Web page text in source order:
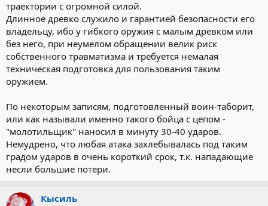
траектории с огромной силой.
Длинное древко служило и гарантией безопасности его
владельцу, ибо у гибкого оружия с малым древком или
без него, при неумелом обращении велик риск
собственного травматизма и требуется немалая
техническая подготовка для пользования таким
оружием.
По некоторым записям, подготовленный воин-таборит,
или как называли именно такого бойца с цепом -
"молотильщик" наносил в минуту 30-40 ударов.
Немудрено, что любая атака захлебывалась под таким
градом ударов в очень короткий срок, т.к. нападающие
несли большие потери.
Кысиль